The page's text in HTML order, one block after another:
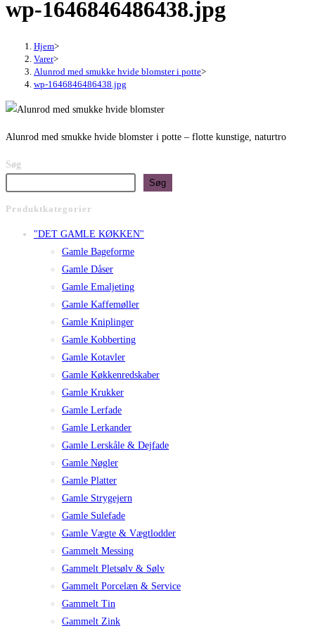
wp-1646846486438.jpg
Hjem>
Varer>
Alunrod med smukke hvide blomster i potte>
wp-1646846486438.jpg
Alunrod med smukke hvide blomster i potte – flotte kunstige, naturtro
Søg
Søg
Produktkategorier
"DET GAMLE KØKKEN"
Gamle Bageforme
Gamle Dåser
Gamle Emaljeting
Gamle Kaffemøller
Gamle Kniplinger
Gamle Kobberting
Gamle Kotavler
Gamle Køkkenredskaber
Gamle Krukker
Gamle Lerfade
Gamle Lerkander
Gamle Lerskåle & Dejfade
Gamle Nøgler
Gamle Platter
Gamle Strygejern
Gamle Sulefade
Gamle Vægte & Vægtlodder
Gammelt Messing
Gammelt Pletsølv & Sølv
Gammelt Porcelæn & Service
Gammelt Tin
Gammelt Zink